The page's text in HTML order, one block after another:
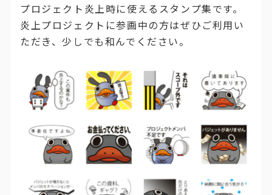
プロジェクト炎上時に使えるスタンプ集です。
炎上プロジェクトに参画中の方はぜひご利用い
ただき、少しでも和んでください。